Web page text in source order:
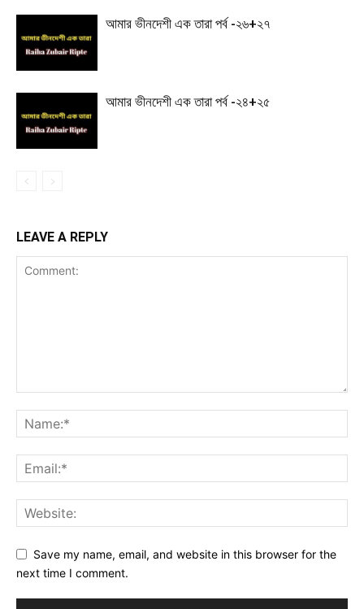
আমার ভীনদেশী এক তারা পর্ব -২৬+২৭
আমার ভীনদেশী এক তারা পর্ব -২৪+২৫
LEAVE A REPLY
Save my name, email, and website in this browser for the
next time I comment.